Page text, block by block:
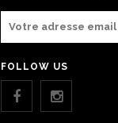
FOLLOW US